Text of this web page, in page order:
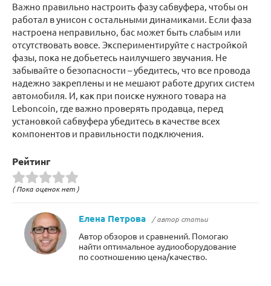
Важно правильно настроить фазу сабвуфера, чтобы он
работал в унисон с остальными динамиками. Если фаза
настроена неправильно, бас может быть слабым или
отсутствовать вовсе. Экспериментируйте с настройкой
фазы, пока не добьетесь наилучшего звучания. Не
забывайте о безопасности – убедитесь, что все провода
надежно закреплены и не мешают работе других систем
автомобиля. И, как при поиске нужного товара на
Leboncoin, где важно проверять продавца, перед
установкой сабвуфера убедитесь в качестве всех
компонентов и правильности подключения.
Рейтинг
( Пока оценок нет )
Елена Петрова / автор статьи
Автор обзоров и сравнений. Помогаю
найти оптимальное аудиооборудование
по соотношению цена/качество.